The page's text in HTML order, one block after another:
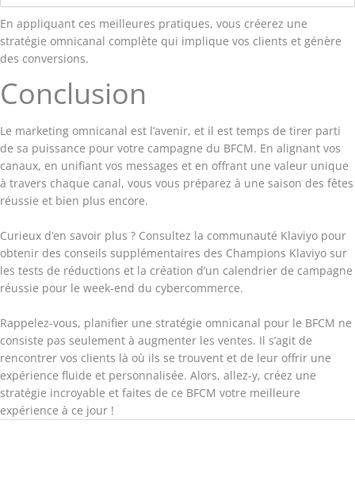
En appliquant ces meilleures pratiques, vous créerez une
stratégie omnicanal complète qui implique vos clients et génère
des conversions.
Conclusion
Le marketing omnicanal est l’avenir, et il est temps de tirer parti
de sa puissance pour votre campagne du BFCM. En alignant vos
canaux, en unifiant vos messages et en offrant une valeur unique
à travers chaque canal, vous vous préparez à une saison des fêtes
réussie et bien plus encore.
Curieux d’en savoir plus ? Consultez la communauté Klaviyo pour
obtenir des conseils supplémentaires des Champions Klaviyo sur
les tests de réductions et la création d’un calendrier de campagne
réussie pour le week-end du cybercommerce.
Rappelez-vous, planifier une stratégie omnicanal pour le BFCM ne
consiste pas seulement à augmenter les ventes. Il s’agit de
rencontrer vos clients là où ils se trouvent et de leur offrir une
expérience fluide et personnalisée. Alors, allez-y, créez une
stratégie incroyable et faites de ce BFCM votre meilleure
expérience à ce jour !